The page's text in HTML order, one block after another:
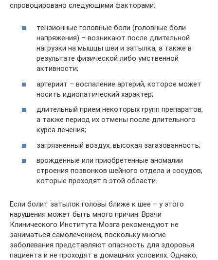
спровоцировано следующими факторами:
тензионные головные боли (головные боли
напряжения) – возникают после длительной
нагрузки на мышцы шеи и затылка, а также в
результате физической либо умственной
активности;
артериит – воспаление артерий, которое может
носить идиопатический характер;
длительный прием некоторых групп препаратов,
а также период их отмены после длительного
курса лечения;
загрязненный воздух, высокая загазованность;
врожденные или приобретенные аномалии
строения позвонков шейного отдела и сосудов,
которые проходят в этой области.
Если болит затылок головы ближе к шее – у этого
нарушения может быть много причин. Врачи
Клинического Института Мозга рекомендуют не
заниматься самолечением, поскольку многие
заболевания представляют опасность для здоровья
пациента и не проходят в домашних условиях. Однако,